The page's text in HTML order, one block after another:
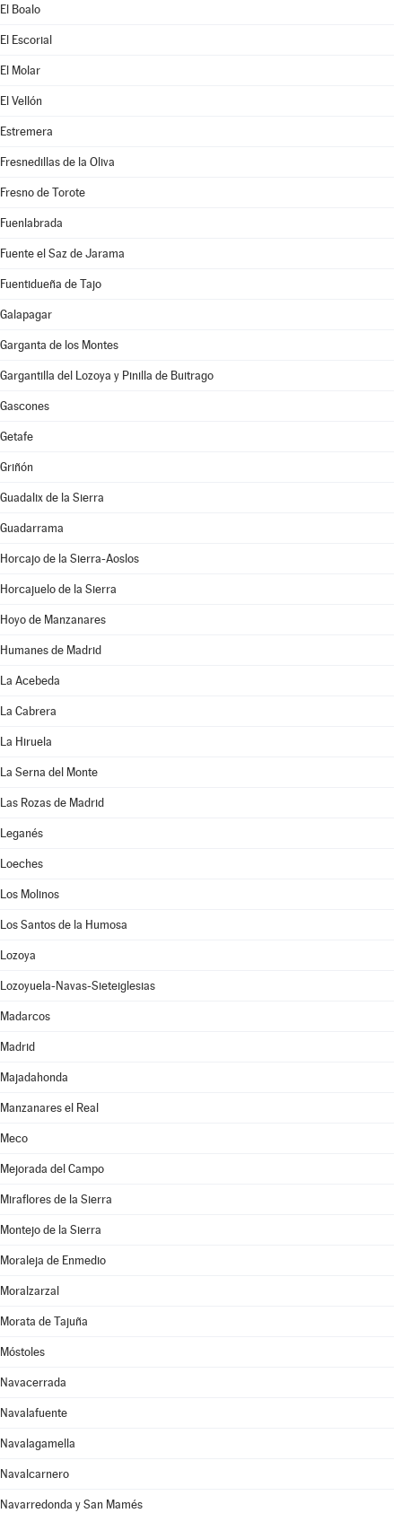
El Boalo
El Escorial
El Molar
El Vellón
Estremera
Fresnedillas de la Oliva
Fresno de Torote
Fuenlabrada
Fuente el Saz de Jarama
Fuentidueña de Tajo
Galapagar
Garganta de los Montes
Gargantilla del Lozoya y Pinilla de Buitrago
Gascones
Getafe
Griñón
Guadalix de la Sierra
Guadarrama
Horcajo de la Sierra-Aoslos
Horcajuelo de la Sierra
Hoyo de Manzanares
Humanes de Madrid
La Acebeda
La Cabrera
La Hiruela
La Serna del Monte
Las Rozas de Madrid
Leganés
Loeches
Los Molinos
Los Santos de la Humosa
Lozoya
Lozoyuela-Navas-Sieteiglesias
Madarcos
Madrid
Majadahonda
Manzanares el Real
Meco
Mejorada del Campo
Miraflores de la Sierra
Montejo de la Sierra
Moraleja de Enmedio
Moralzarzal
Morata de Tajuña
Móstoles
Navacerrada
Navalafuente
Navalagamella
Navalcarnero
Navarredonda y San Mamés